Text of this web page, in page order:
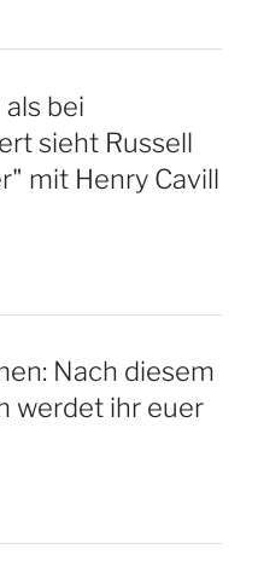
bei
sieht Russell
mit Henry Cavill
Nach diesem
werdet ihr euer